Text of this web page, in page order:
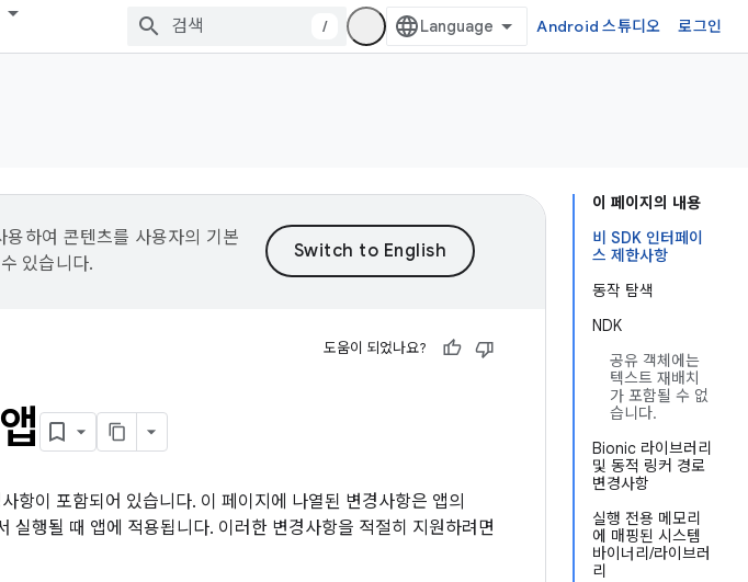
/ Android 스튜디오 로그인
이 페이지의 내용
비 SDK 인터페이
스 제한사항
동작 탐색
NDK
공유 객체에는
텍스트 재배치
가 포함될 수 없
습니다.
Bionic 라이브러리
및 동적 링커 경로
변경사항
실행 전용 메모리
에 매핑된 시스템
바이너리/라이브러
리
하여 콘텐츠를 사용자의 기본
있습니다.
도움이 되었나요?
항이 포함되어 있습니다. 이 페이지에 나열된 변경사항은 앱의
실행될 때 앱에 적용됩니다. 이러한 변경사항을 적절히 지원하려면